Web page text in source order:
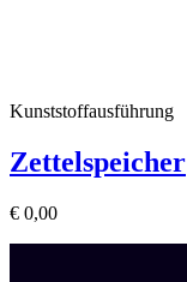
Kunststoffausführung
Zettelspeicher
€ 0,00